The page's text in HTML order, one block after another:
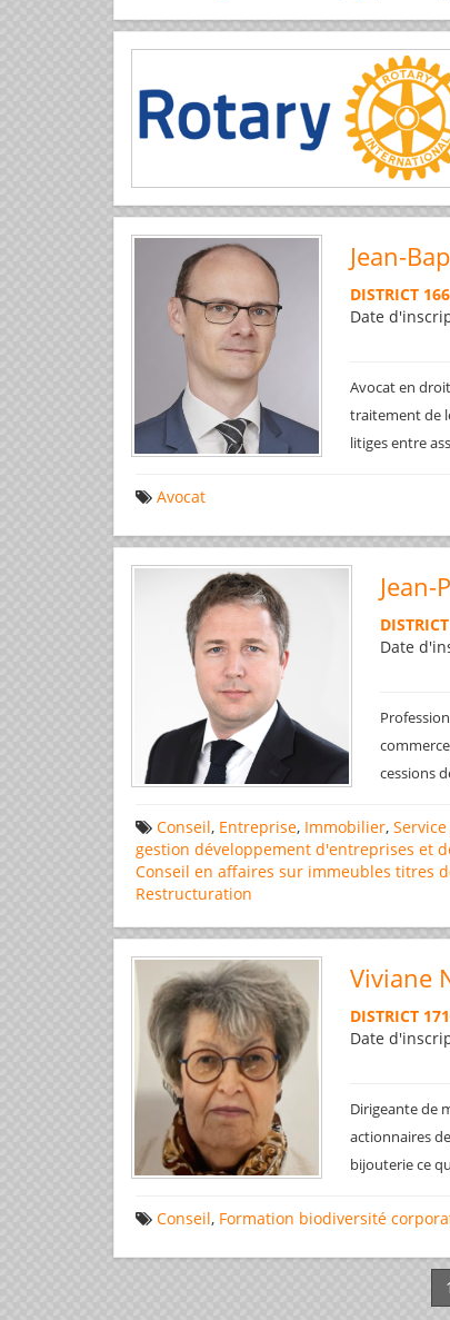
Jean-
DISTRICT
Date
Avocat en
traitement de
litiges entre
Avocat
Date
cessions
Conseil, Entreprise, Immobilier,
gestion développement d'entreprises et
Conseil en affaires sur immeubles titres
Restructuration
Viviane
DISTRICT
Date
Dirigeante de
actionnaires
bijouterie ce
Conseil, Formation biodiversité